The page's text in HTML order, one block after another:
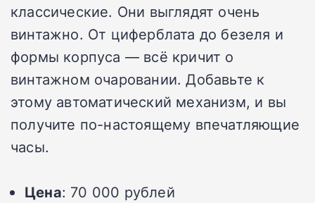
классические. Они выглядят очень
винтажно. От циферблата до безеля и
формы корпуса — всё кричит о
винтажном очаровании. Добавьте к
этому автоматический механизм, и вы
получите по-настоящему впечатляющие
часы.
Цена: 70 000 рублей